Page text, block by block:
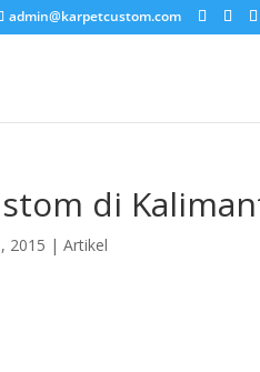
admin@karpetcustom.com
di
2015 | Artikel